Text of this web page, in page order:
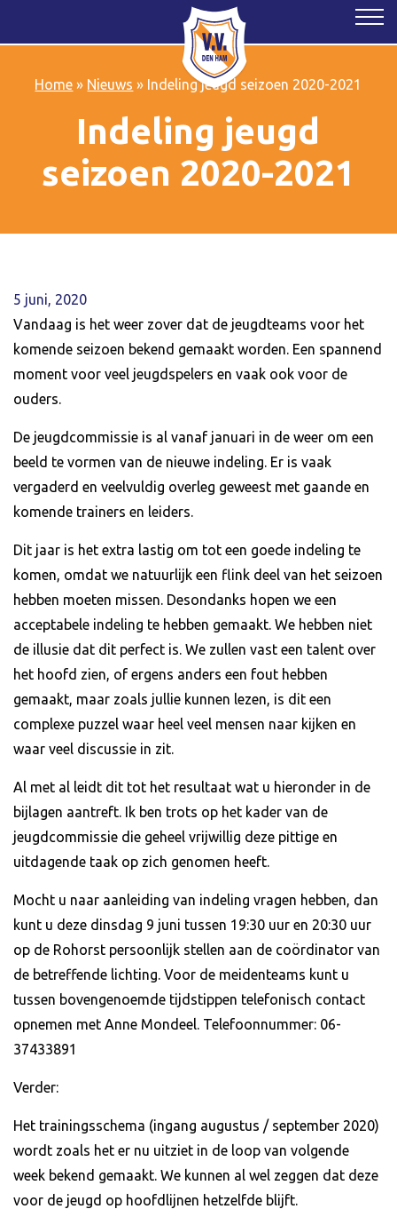
Home » Nieuws » Indeling jeugd seizoen 2020-2021
Indeling jeugd
seizoen 2020-2021
5 juni, 2020
Vandaag is het weer zover dat de jeugdteams voor het
komende seizoen bekend gemaakt worden. Een spannend
moment voor veel jeugdspelers en vaak ook voor de
ouders.
De jeugdcommissie is al vanaf januari in de weer om een
beeld te vormen van de nieuwe indeling. Er is vaak
vergaderd en veelvuldig overleg geweest met gaande en
komende trainers en leiders.
Dit jaar is het extra lastig om tot een goede indeling te
komen, omdat we natuurlijk een flink deel van het seizoen
hebben moeten missen. Desondanks hopen we een
acceptabele indeling te hebben gemaakt. We hebben niet
de illusie dat dit perfect is. We zullen vast een talent over
het hoofd zien, of ergens anders een fout hebben
gemaakt, maar zoals jullie kunnen lezen, is dit een
complexe puzzel waar heel veel mensen naar kijken en
waar veel discussie in zit.
Al met al leidt dit tot het resultaat wat u hieronder in de
bijlagen aantreft. Ik ben trots op het kader van de
jeugdcommissie die geheel vrijwillig deze pittige en
uitdagende taak op zich genomen heeft.
Mocht u naar aanleiding van indeling vragen hebben, dan
kunt u deze dinsdag 9 juni tussen 19:30 uur en 20:30 uur
op de Rohorst persoonlijk stellen aan de coördinator van
de betreffende lichting. Voor de meidenteams kunt u
tussen bovengenoemde tijdstippen telefonisch contact
opnemen met Anne Mondeel. Telefoonnummer: 06-
37433891
Verder:
Het trainingsschema (ingang augustus / september 2020)
wordt zoals het er nu uitziet in de loop van volgende
week bekend gemaakt. We kunnen al wel zeggen dat deze
voor de jeugd op hoofdlijnen hetzelfde blijft.